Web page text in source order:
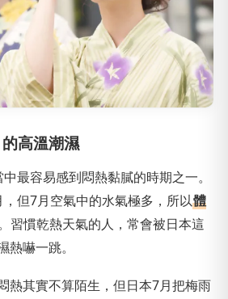
的高溫潮濕
最容易感到悶熱黏膩的時期之一。
但7月空氣中的水氣極多，所以體
習慣乾熱天氣的人，常會被日本這
嚇一跳。
熱其實不算陌生，但日本7月把梅雨